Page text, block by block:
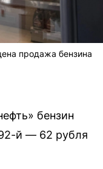
продажа бензина
бензин
й — 62 рубля